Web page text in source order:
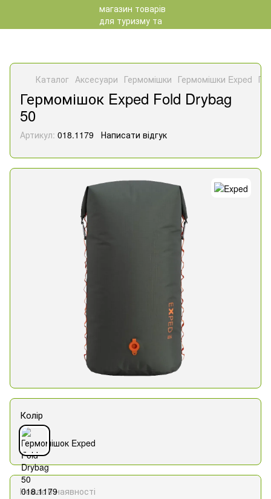
Каталог Аксесуари Гермомішки Гермомішки Exped
Гермомішок Exped Fold Drybag
50
Артикул: 018.1179 Написати відгук
Колір
Немає в наявності